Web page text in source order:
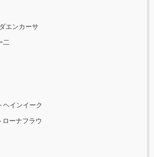
エンカーサ
二
ヘインイーク
ローナフラウ